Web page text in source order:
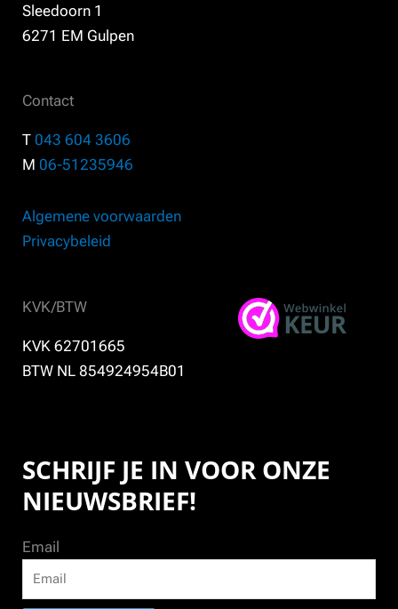
Sleedoorn 1
6271 EM Gulpen
Contact
T 043 604 3606
M 06-51235946
Algemene voorwaarden
Privacybeleid
KVK/BTW
KVK 62701665
BTW NL 854924954B01
SCHRIJF JE IN VOOR ONZE
NIEUWSBRIEF!
Email